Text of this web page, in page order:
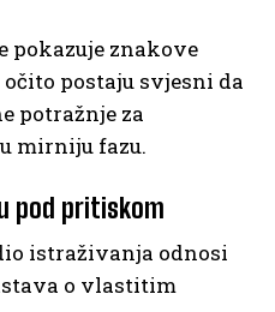
pokazuje znakove
postaju svjesni da
potražnje za
mirniju fazu.
pod pritiskom
istraživanja odnosi
o vlastitim